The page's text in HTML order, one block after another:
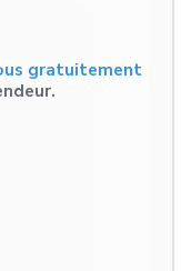
gratuitement